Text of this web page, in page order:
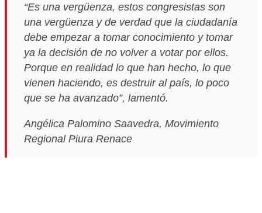
“Es una vergüenza, estos congresistas son
una vergüenza y de verdad que la ciudadanía
debe empezar a tomar conocimiento y tomar
ya la decisión de no volver a votar por ellos.
Porque en realidad lo que han hecho, lo que
vienen haciendo, es destruir al país, lo poco
que se ha avanzado”, lamentó.
Angélica Palomino Saavedra, Movimiento
Regional Piura Renace